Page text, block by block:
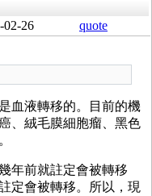
02-26 quote
血液轉移的。目前的機
、絨毛膜細胞瘤、黑色
年前就註定會被轉移
定會被轉移。所以，現